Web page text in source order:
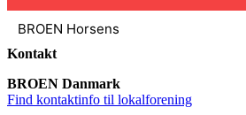
BROEN Horsens
Horsens
BROEN Frederikshavn
Frederikshavn
Kontakt
BROEN Danmark
Find kontaktinfo til lokalforening